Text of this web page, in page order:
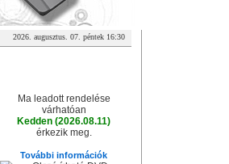
2026. augusztus. 07. péntek 16:30
Ma leadott rendelése
várhatóan
Kedden (2026.08.11)
érkezik meg.
További információk